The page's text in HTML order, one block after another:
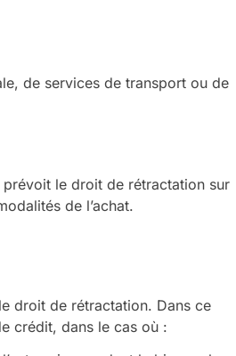
de services de transport ou de
prévoit le droit de rétractation sur
de l’achat.
droit de rétractation. Dans ce
crédit, dans le cas où :